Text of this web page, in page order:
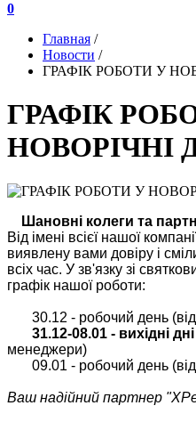
0
Главная /
Новости /
ГРАФІК РОБОТИ У
ГРАФІК
НОВОРІЧНІ
Шановні колеги та
Від імені всієї нашої
виявлену вами довіру і
всіх час. У зв'язку зі
графік нашої роботи:
30.12 - робочий день
31.12-08.01 - вихідні дні
менеджери)
09.01 - робочий день
Ваш надійний партнер